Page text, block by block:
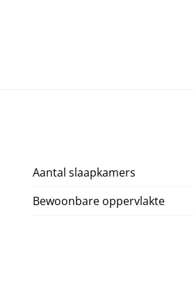
Aantal slaapkamers
Bewoonbare oppervlakte